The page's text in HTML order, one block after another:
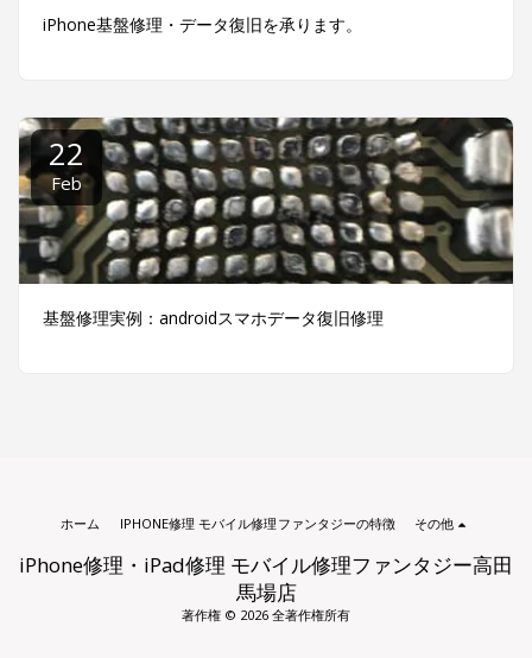
iPhone基盤修理・データ復旧を承ります。
22
Feb
基盤修理実例：androidスマホデータ復旧修理
iPhone修理・iPad修理 モバイル修理ファンタジー高田
馬場店
著作権 © 2026 全著作権所有
ホーム IPHONE修理 モバイル修理ファンタジーの特徴 その他